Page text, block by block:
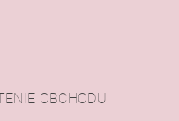
OBCHODU